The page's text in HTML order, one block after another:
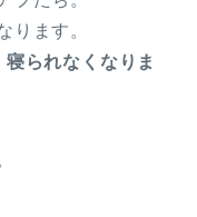
ります。
られなくなりま